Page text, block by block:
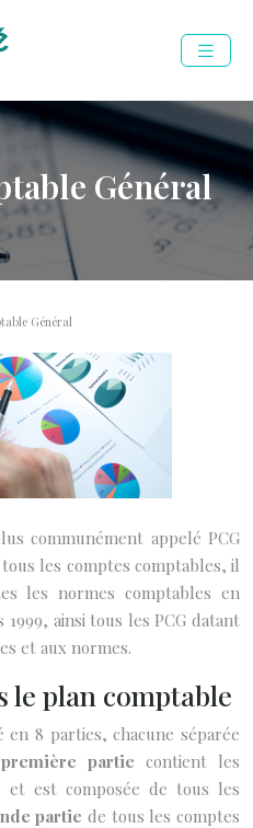
Général
Général
communément appelé PCG
les comptes comptables, il
les normes comptables en
ainsi tous les PCG datant
et aux normes.
le plan comptable
8 parties, chacune séparée
partie contient les
est composée de tous les
partie de tous les comptes